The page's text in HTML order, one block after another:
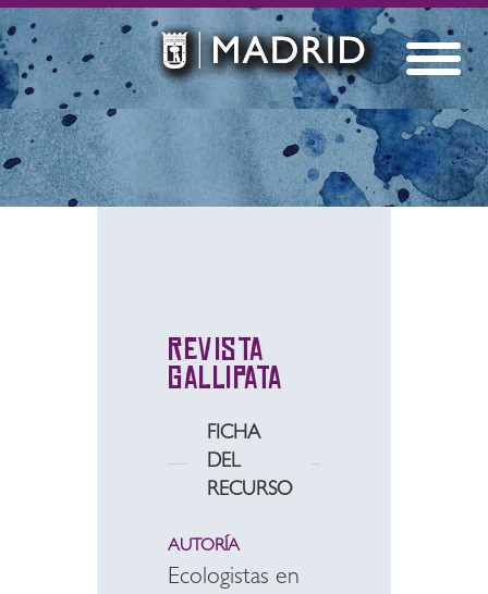
Revista
Gallipata
FICHA
DEL
RECURSO
AUTORÍA
Ecologistas en